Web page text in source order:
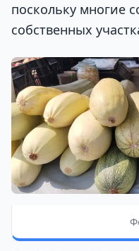
поскольку многие
собственных